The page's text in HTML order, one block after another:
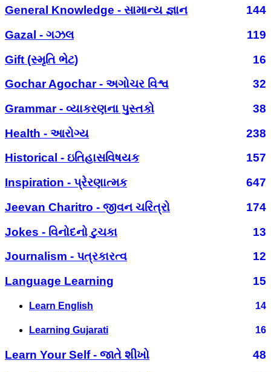
General Knowledge - સામાન્ય જ્ઞાન
144
Gazal - ગઝલ
119
Gift (સ્મૃતિ ભેટ)
16
Gochar Agochar - અગોચર વિશ્વ
32
Grammar - વ્યાકરણના પુસ્તકો
38
Health - આરોગ્ય
238
Historical - ઇતિહાસવિષયક
157
Inspiration - પ્રેરણાત્મક
647
Jeevan Charitro - જીવન ચરિત્રો
174
Jokes - વિનોદનો ટુચકા
13
Journalism - પત્રકારત્વ
12
Language Learning
15
Learn English 14
Learning Gujarati 16
Learn Your Self - જાતે શીખો
48